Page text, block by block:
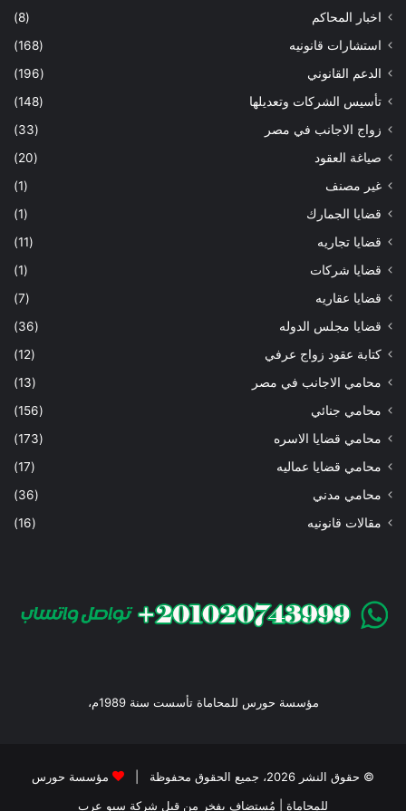
اخبار المحاكم
(8)
استشارات قانونيه
(168)
الدعم القانوني
(196)
تأسيس الشركات وتعديلها
(148)
زواج الاجانب في مصر
(33)
صياغة العقود
(20)
غير مصنف
(1)
قضايا الجمارك
(1)
قضايا تجاريه
(11)
قضايا شركات
(1)
قضايا عقاريه
(7)
قضايا مجلس الدوله
(36)
كتابة عقود زواج عرفي
(12)
محامي الاجانب في مصر
(13)
محامي جنائي
(156)
محامي قضايا الاسره
(173)
محامي قضايا عماليه
(17)
محامي مدني
(36)
مقالات قانونيه
(16)
مؤسسة حورس للمحاماة تأسست سنة 1989م،
© حقوق النشر 2026، جميع الحقوق محفوظة |
مؤسسة حورس
للمحاماة
| مُستضاف بفخر من قبل شركة سيو عرب